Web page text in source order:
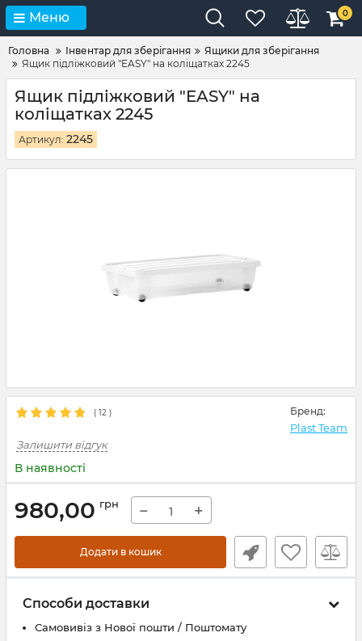
Меню 0
Головна Інвентар для зберігання
Ящики для зберігання
Ящик підліжковий "EASY" на коліщатках 2245
Ящик підліжковий "EASY" на
коліщатках 2245
Артикул: 2245
( 12 ) Бренд:
Plast Team
Залишити відгук
В наявності
980,00 грн − +
Додати в кошик
Способи доставки
Самовивіз з Нової пошти / Поштомату